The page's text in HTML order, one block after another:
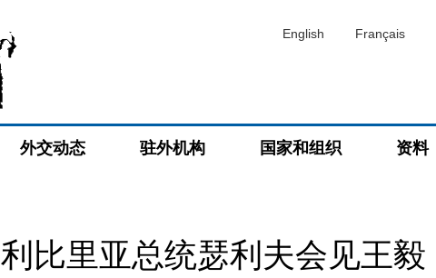
English Français
外交动态 驻外机构 国家和组织 资料
利比里亚总统瑟利夫会见王毅